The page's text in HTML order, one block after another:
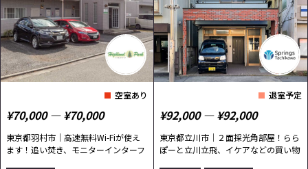
空室あり
¥70,000 ― ¥70,000
東京都羽村市｜高速無料Wi-Fiが使え
ます！追い焚き、モニターインターフ
退室予定
¥92,000 ― ¥92,000
東京都立川市｜２面採光角部屋！らら
ぽーと立川立飛、イケアなどの買い物